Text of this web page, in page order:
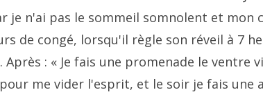
je n'ai pas le sommeil somnolent et mon
de congé, lorsqu'il règle son réveil à 7
: « Je fais une promenade le ventre
me vider l'esprit, et le soir je fais une